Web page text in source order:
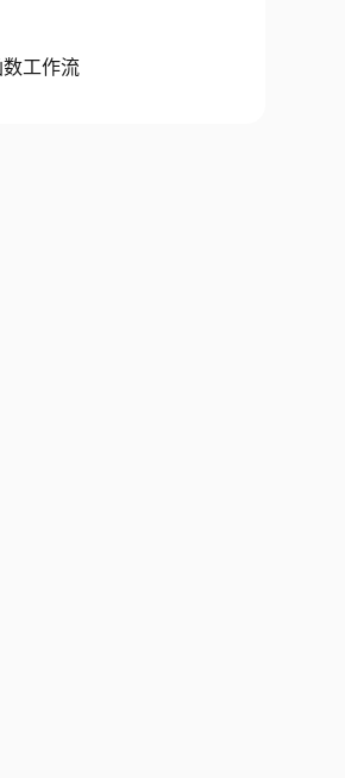
数工作流